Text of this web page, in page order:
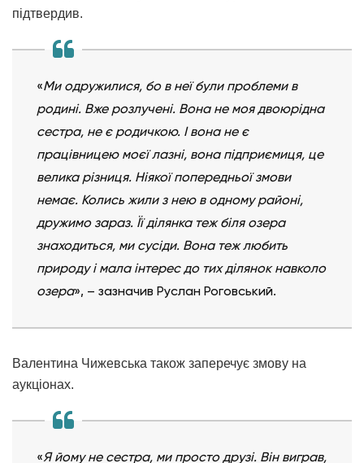
підтвердив.
«Ми одружилися, бо в неї були проблеми в
родині. Вже розлучені. Вона не моя двоюрідна
сестра, не є родичкою. І вона не є
працівницею моєї лазні, вона підприємиця, це
велика різниця. Ніякої попередньої змови
немає. Колись жили з нею в одному районі,
дружимо зараз. Її ділянка теж біля озера
знаходиться, ми сусіди. Вона теж любить
природу і мала інтерес до тих ділянок навколо
озера», – зазначив Руслан Роговський.
Валентина Чижевська також заперечує змову на
аукціонах.
«Я йому не сестра, ми просто друзі. Він виграв,